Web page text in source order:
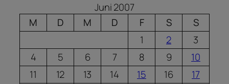
Juni 2007
M
D M D F S
S
1
2
3
4
5 6 7 8 9
10
11
12 13 14 15 16
17